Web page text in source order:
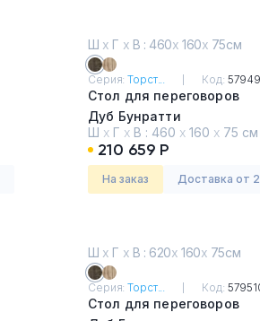
Ш х Г х В : 460х 160х 75см
Серия:Торст... Код:
Стол для переговоров
Дуб Бунратти
Ш х Г х В : 460 х 160 х 75 см
210 659 Р
На заказ Доставка от
Ш х Г х В : 620х 160х 75см
Серия:Торст... Код:
Стол для переговоров